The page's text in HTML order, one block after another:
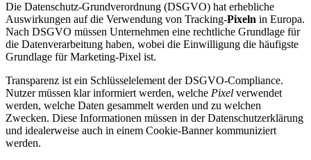
Die Datenschutz-Grundverordnung (DSGVO) hat erhebliche
Auswirkungen auf die Verwendung von Tracking-Pixeln in Europa.
Nach DSGVO müssen Unternehmen eine rechtliche Grundlage für
die Datenverarbeitung haben, wobei die Einwilligung die häufigste
Grundlage für Marketing-Pixel ist.
Transparenz ist ein Schlüsselelement der DSGVO-Compliance.
Nutzer müssen klar informiert werden, welche Pixel verwendet
werden, welche Daten gesammelt werden und zu welchen
Zwecken. Diese Informationen müssen in der Datenschutzerklärung
und idealerweise auch in einem Cookie-Banner kommuniziert
werden.